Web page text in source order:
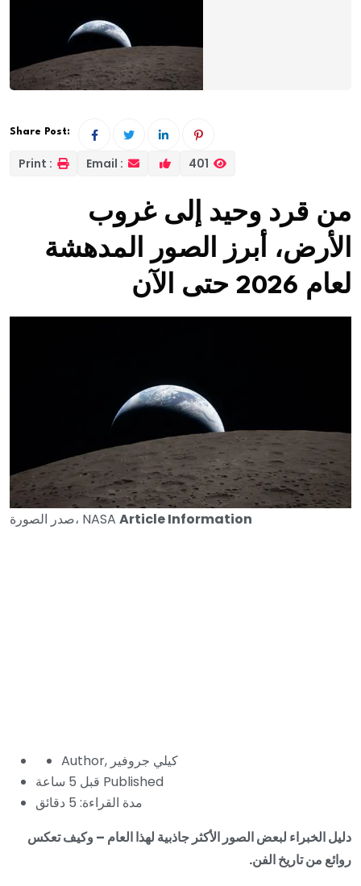
Share Post:
Print : Email : 401
من قرد وحيد إلى غروب
الأرض، أبرز الصور المدهشة
لعام 2026 حتى الآن
صدر الصورة، NASA Article Information
Author, كيلي جروفير
Published قبل 5 ساعة
مدة القراءة: 5 دقائق
دليل الخبراء لبعض الصور الأكثر جاذبية لهذا العام – وكيف تعكس
روائع من تاريخ الفن.